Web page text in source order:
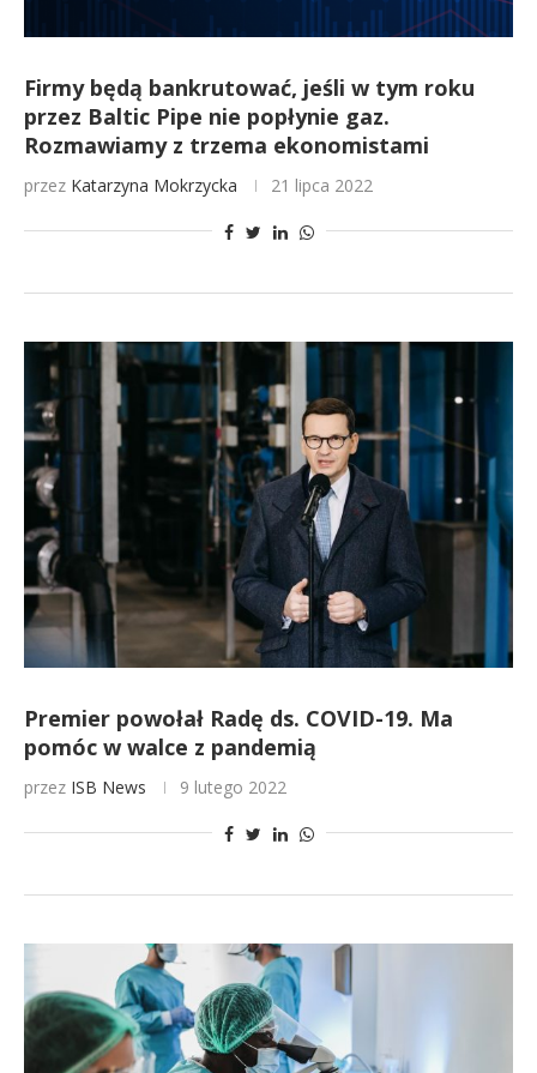
Firmy będą bankrutować, jeśli w tym roku
przez Baltic Pipe nie popłynie gaz.
Rozmawiamy z trzema ekonomistami
przez Katarzyna Mokrzycka 21 lipca 2022
Premier powołał Radę ds. COVID-19. Ma
pomóc w walce z pandemią
przez ISB News 9 lutego 2022